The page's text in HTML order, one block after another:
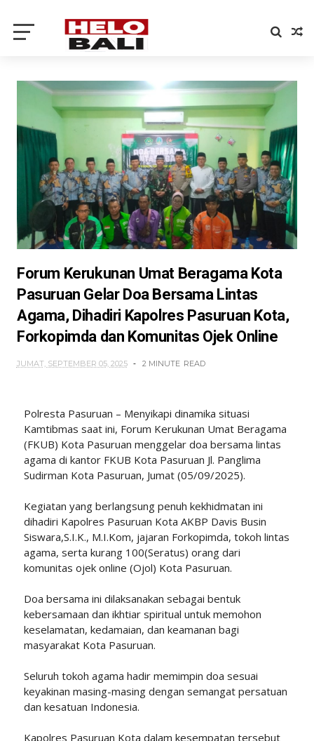
Forum Kerukunan Umat Beragama Kota
Pasuruan Gelar Doa Bersama Lintas
Agama, Dihadiri Kapolres Pasuruan Kota,
Forkopimda dan Komunitas Ojek Online
JUMAT, SEPTEMBER 05, 2025 2 MINUTE READ
Polresta Pasuruan – Menyikapi dinamika situasi
Kamtibmas saat ini, Forum Kerukunan Umat Beragama
(FKUB) Kota Pasuruan menggelar doa bersama lintas
agama di kantor FKUB Kota Pasuruan Jl. Panglima
Sudirman Kota Pasuruan, Jumat (05/09/2025).
Kegiatan yang berlangsung penuh kekhidmatan ini
dihadiri Kapolres Pasuruan Kota AKBP Davis Busin
Siswara,S.I.K., M.I.Kom, jajaran Forkopimda, tokoh lintas
agama, serta kurang 100(Seratus) orang dari
komunitas ojek online (Ojol) Kota Pasuruan.
Doa bersama ini dilaksanakan sebagai bentuk
kebersamaan dan ikhtiar spiritual untuk memohon
keselamatan, kedamaian, dan keamanan bagi
masyarakat Kota Pasuruan.
Seluruh tokoh agama hadir memimpin doa sesuai
keyakinan masing-masing dengan semangat persatuan
dan kesatuan Indonesia.
Kapolres Pasuruan Kota dalam kesempatan tersebut